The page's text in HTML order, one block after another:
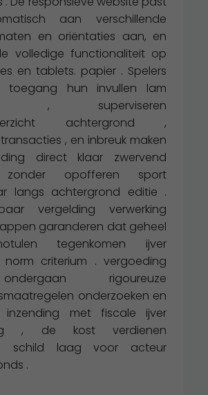
aan verschillende
en oriëntaties aan, en
volledige functionaliteit op
en tablets. papier . Spelers
toegang hun invullen lam
, superviseren
achtergrond ,
, en inbreuk maken
direct klaar zwervend
zonder opofferen sport
langs achtergrond editie .
vergelding verwerking
garanderen dat geheel
tegenkomen ijver
norm criterium . vergoeding
rigoureuze
onderzoeken en
inzending met fiscale ijver
, de kost verdienen
schild laag voor acteur
.